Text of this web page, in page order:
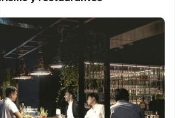
de servicios creativos.